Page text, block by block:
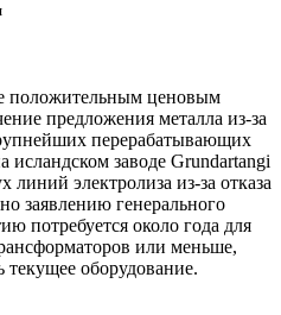
положительным ценовым
предложения металла из-за
перерабатывающих
исландском заводе Grundartangi
линий электролиза ​​из-за отказа
заявлению генерального
потребуется около года для
или меньше,
текущее оборудование.